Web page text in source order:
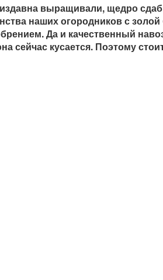
выращивали, щедро
наших огородников с
Да и качественный
сейчас кусается. Поэтому